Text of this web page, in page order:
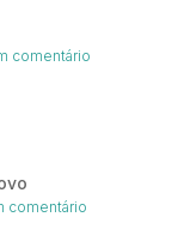
comentário
comentário